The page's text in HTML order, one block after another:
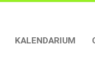
KALENDARIUM